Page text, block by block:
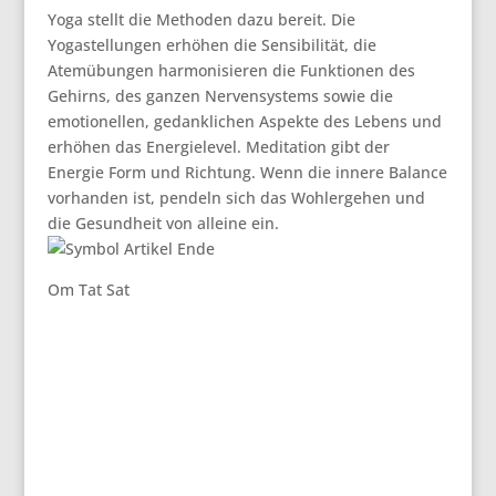
Yoga stellt die Methoden dazu bereit. Die
Yogastellungen erhöhen die Sensibilität, die
Atemübungen harmonisieren die Funktionen des
Gehirns, des ganzen Nervensystems sowie die
emotionellen, gedanklichen Aspekte des Lebens und
erhöhen das Energielevel. Meditation gibt der
Energie Form und Richtung. Wenn die innere Balance
vorhanden ist, pendeln sich das Wohlergehen und
die Gesundheit von alleine ein.
Om Tat Sat